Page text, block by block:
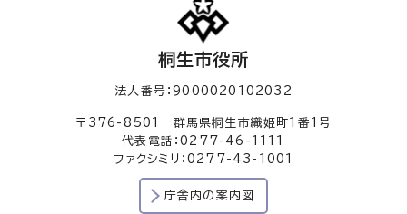
桐生市役所
法人番号：9000020102032
〒376-8501 群馬県桐生市織姫町1番1号
代表電話：0277-46-1111
ファクシミリ：0277-43-1001
庁舎内の案内図